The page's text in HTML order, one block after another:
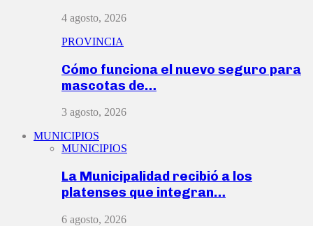
4 agosto, 2026
PROVINCIA
Cómo funciona el nuevo seguro para
mascotas de…
3 agosto, 2026
MUNICIPIOS
MUNICIPIOS
La Municipalidad recibió a los
platenses que integran…
6 agosto, 2026